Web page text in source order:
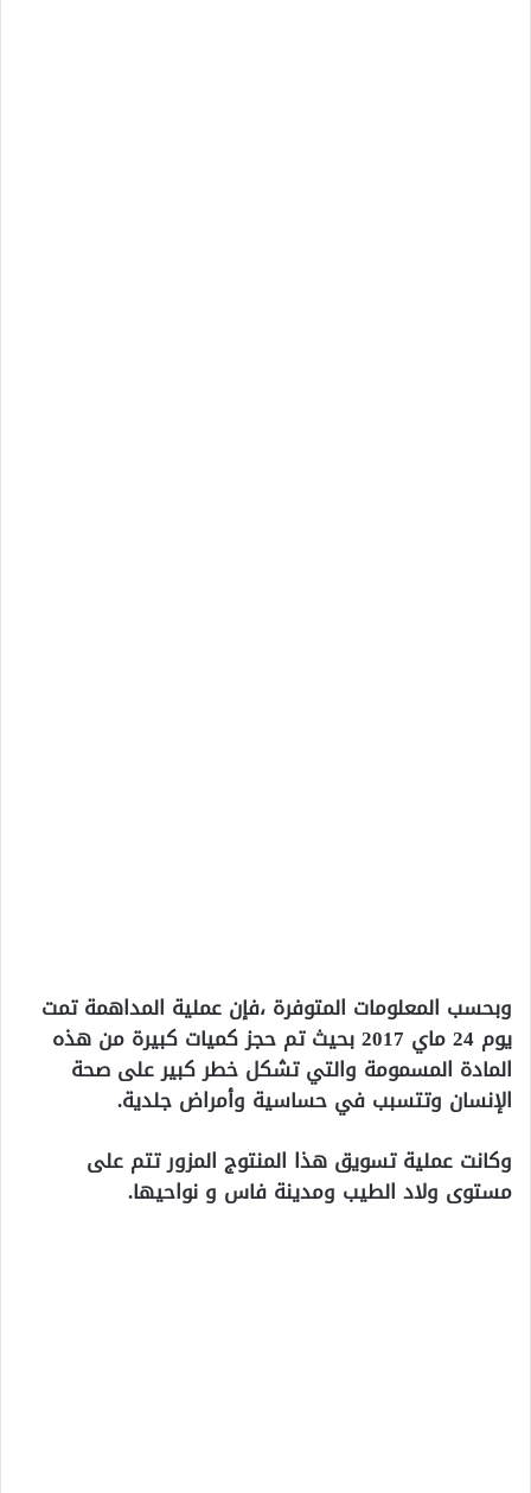
وبحسب المعلومات المتوفرة ،فإن عملية المداهمة تمت
يوم 24 ماي 2017 بحيث تم حجز كميات كبيرة من هذه
المادة المسمومة والتي تشكل خطر كبير على صحة
الإنسان وتتسبب في حساسية وأمراض جلدية.
وكانت عملية تسويق هذا المنتوج المزور تتم على
مستوى ولاد الطيب ومدينة فاس و نواحيها.